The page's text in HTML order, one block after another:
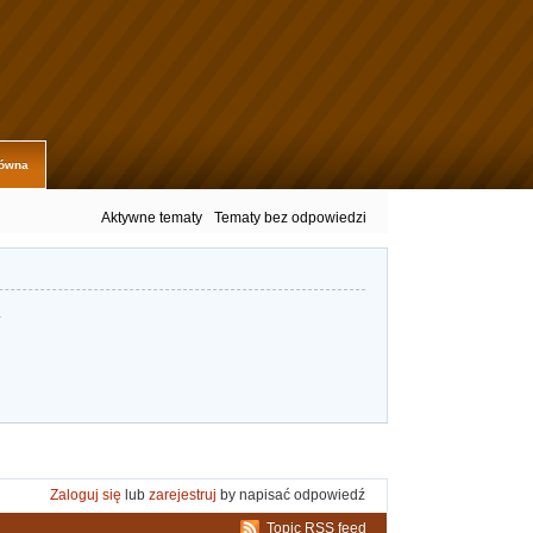
Aktywne tematy Tematy bez odpowiedzi
Zaloguj się lub zarejestruj by napisać odpowiedź
Topic RSS feed